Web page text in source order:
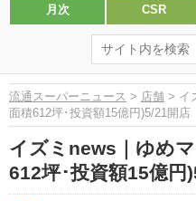
月次 CSR
流通スーパーニュース > 店舗 > イ
面積612坪･投資額15億円)5/21開店
イズミnews｜ゆめ
612坪･投資額15億円